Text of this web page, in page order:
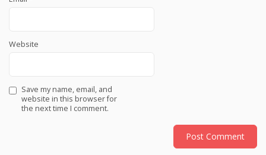
Website
Save my name, email, and
website in this browser for
the next time I comment.